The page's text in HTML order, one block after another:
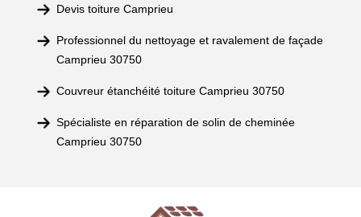
Devis toiture Camprieu
Professionnel du nettoyage et ravalement de façade
Camprieu 30750
Couvreur étanchéité toiture Camprieu 30750
Spécialiste en réparation de solin de cheminée
Camprieu 30750